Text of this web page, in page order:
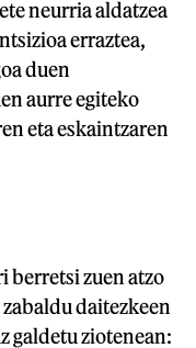
neurria aldatzea
erraztea,
duen
aurre egiteko
eta eskaintzaren
berretsi zuen atzo
daitezkeen
galdetu ziotenean: